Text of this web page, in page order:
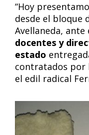
“Hoy
desde el bloque
Avellaneda, ante
docentes y
estado
contratados por
el edil radical